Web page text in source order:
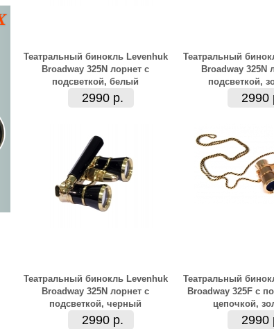
Театральный бинокль Levenhuk
Broadway 325N лорнет с
подсветкой, белый
2990 р.
Театральный
Broadway 325N
подсветкой,
2990
Театральный бинокль Levenhuk
Broadway 325N лорнет с
подсветкой, черный
2990 р.
Театральный
Broadway 325F с
цепочкой,
2990